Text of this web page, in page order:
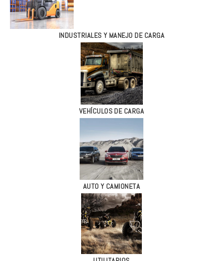
INDUSTRIALES Y MANEJO DE CARGA
VEHÍCULOS DE CARGA
AUTO Y CAMIONETA